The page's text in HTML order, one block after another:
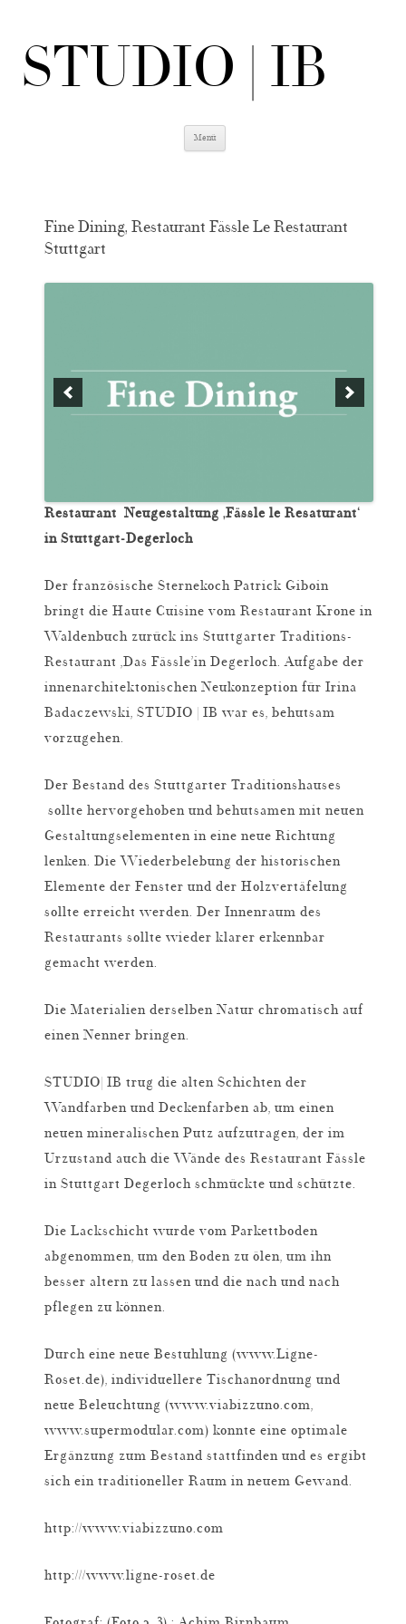
STUDIO | IB
Menü
Fine Dining, Restaurant Fässle Le Restaurant
Stuttgart
Restaurant Neugestaltung ‚Fässle le Resaturant‘
in Stuttgart-Degerloch
Der französische Sternekoch Patrick Giboin
bringt die Haute Cuisine vom Restaurant Krone in
Waldenbuch zurück ins Stuttgarter Traditions-
Restaurant ‚Das Fässle’in Degerloch. Aufgabe der
innenarchitektonischen Neukonzeption für Irina
Badaczewski, STUDIO | IB war es, behutsam
vorzugehen.
Der Bestand des Stuttgarter Traditionshauses
sollte hervorgehoben und behutsamen mit neuen
Gestaltungselementen in eine neue Richtung
lenken. Die Wiederbelebung der historischen
Elemente der Fenster und der Holzvertäfelung
sollte erreicht werden. Der Innenraum des
Restaurants sollte wieder klarer erkennbar
gemacht werden.
Die Materialien derselben Natur chromatisch auf
einen Nenner bringen.
STUDIO| IB trug die alten Schichten der
Wandfarben und Deckenfarben ab, um einen
neuen mineralischen Putz aufzutragen, der im
Urzustand auch die Wände des Restaurant Fässle
in Stuttgart Degerloch schmückte und schützte.
Die Lackschicht wurde vom Parkettboden
abgenommen, um den Boden zu ölen, um ihn
besser altern zu lassen und die nach und nach
pflegen zu können.
Durch eine neue Bestuhlung (www.Ligne-
Roset.de), individuellere Tischanordnung und
neue Beleuchtung (www.viabizzuno.com,
www.supermodular.com) konnte eine optimale
Ergänzung zum Bestand stattfinden und es ergibt
sich ein traditioneller Raum in neuem Gewand.
http://www.viabizzuno.com
http:///www.ligne-roset.de